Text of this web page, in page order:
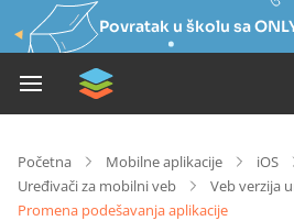
Povratak u školu sa
Početna Mobilne aplikacije
iOS
Uređivači za mobilni veb
Veb verzija
Promena podešavanja aplikacije